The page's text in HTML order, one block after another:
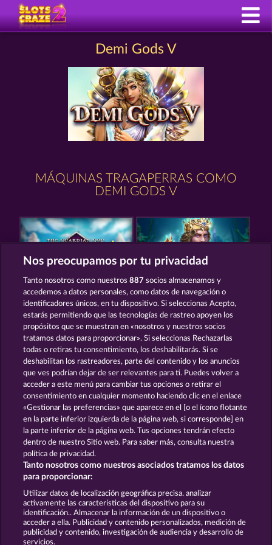
Demi Gods V
MÁQUINAS TRAGAPERRAS COMO
DEMI GODS V
THE GUARDIAN GOD: HEIMDALL'S HORN POSEIDON'S RISING
AURA OF JUPITER MEDUSA'S LAIR
Términos y condiciones
Declaración de privacidad
Empresa
Enviar solicitud de desistimiento
Nos preocupamos por tu privacidad
Tanto nosotros como nuestros887 socios almacenamos y
accedemos a datos personales, como datos de navegación o
identificadores únicos, en tu dispositivo. Si seleccionas Acepto,
estarás permitiendo que las tecnologías de rastreo apoyen los
propósitos que se muestran en «nosotros y nuestros socios
tratamos datos para proporcionar». Si seleccionas Rechazarlas
todas o retiras tu consentimiento, los deshabilitarás. Si se
deshabilitan los rastreadores, parte del contenido y los anuncios
que ves podrían dejar de ser relevantes para ti. Puedes volver a
acceder a este menú para cambiar tus opciones o retirar el
consentimiento en cualquier momento haciendo clic en el enlace
«Gestionar las preferencias» que aparece en el [o el ícono flotante
en la parte inferior izquierda de la página web, si corresponde] en
la parte inferior de la página web. Tus opciones tendrán efecto
dentro de nuestro Sitio web. Para saber más, consulta nuestra
política de privacidad.
Tanto nosotros como nuestros asociados tratamos los datos
para proporcionar:
Utilizar datos de localización geográfica precisa. analizar
activamente las características del dispositivo para su
identificación.. Almacenar la información de un dispositivo o
acceder a ella. Publicidad y contenido personalizados, medición de
publicidad y contenido, investigación de audiencia y desarrollo de
servicios.